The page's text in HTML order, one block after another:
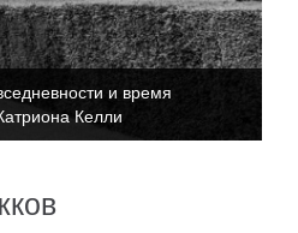
и время
Келли